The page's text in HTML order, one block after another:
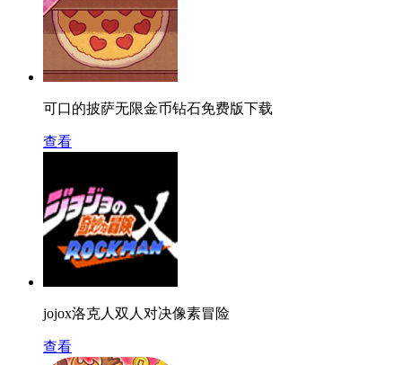
可口的披萨无限金币钻石免费版下载
查看
jojox洛克人双人对决像素冒险
查看